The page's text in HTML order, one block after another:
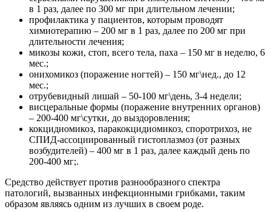
в 1 раз, далее по 300 мг при длительном лечении;
профилактика у пациентов, которым проводят
химиотерапию – 200 мг в 1 раз, далее по 200 мг при
длительности лечения;
микозы кожи, стоп, всего тела, паха – 150 мг в неделю, 6
мес.;
онихомикоз (поражение ногтей) – 150 мг\нед., до 12
мес.;
отрубевидный лишай – 50-100 мг\день, 3-4 недели;
висцеральные формы (поражение внутренних органов)
– 200-400 мг\сутки, до выздоровления;
кокцидиомикоз, паракокцидиомикоз, споротрихоз, не
СПИД-ассоциированный гистоплазмоз (от разных
возбудителей) – 400 мг в 1 раз, далее каждый день по
200-400 мг;.
Средство действует против разнообразного спектра
патологий, вызванных инфекционными грибками, таким
образом являясь одним из лучших в своем роде.